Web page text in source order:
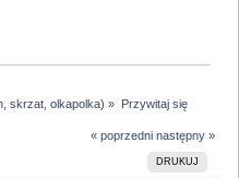
,skrzat ,olkapolka) » Przywitaj się
« poprzedni następny »
DRUKUJ